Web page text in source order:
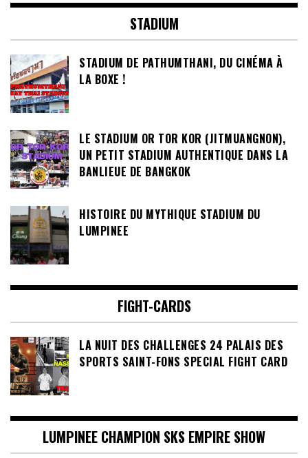
STADIUM
STADIUM DE PATHUMTHANI, DU CINÉMA À
LA BOXE !
LE STADIUM OR TOR KOR (JITMUANGNON),
UN PETIT STADIUM AUTHENTIQUE DANS LA
BANLIEUE DE BANGKOK
HISTOIRE DU MYTHIQUE STADIUM DU
LUMPINEE
FIGHT-CARDS
LA NUIT DES CHALLENGES 24 PALAIS DES
SPORTS SAINT-FONS SPECIAL FIGHT CARD
LUMPINEE CHAMPION SKS EMPIRE SHOW